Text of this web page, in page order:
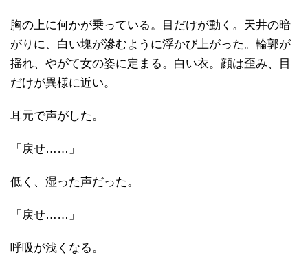
胸の上に何かが乗っている。目だけが動く。天井の暗
がりに、白い塊が滲むように浮かび上がった。輪郭が
揺れ、やがて女の姿に定まる。白い衣。顔は歪み、目
だけが異様に近い。
耳元で声がした。
「戻せ……」
低く、湿った声だった。
「戻せ……」
呼吸が浅くなる。